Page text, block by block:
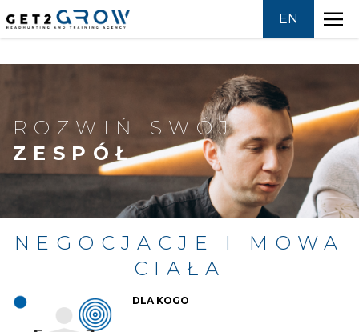
EN
HEADHUNTING
OFERTY PRACY
SZKOLENIA
GROWPEDIA
O NAS
KONTAKT
ROZWIŃ SWÓJ
ZESPÓŁ
NEGOCJACJE I MOWA
CIAŁA
DLA KOGO